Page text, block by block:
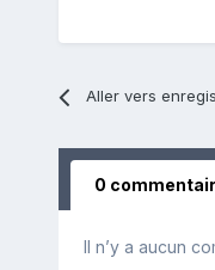
Aller vers
0
Il n’y a aucun